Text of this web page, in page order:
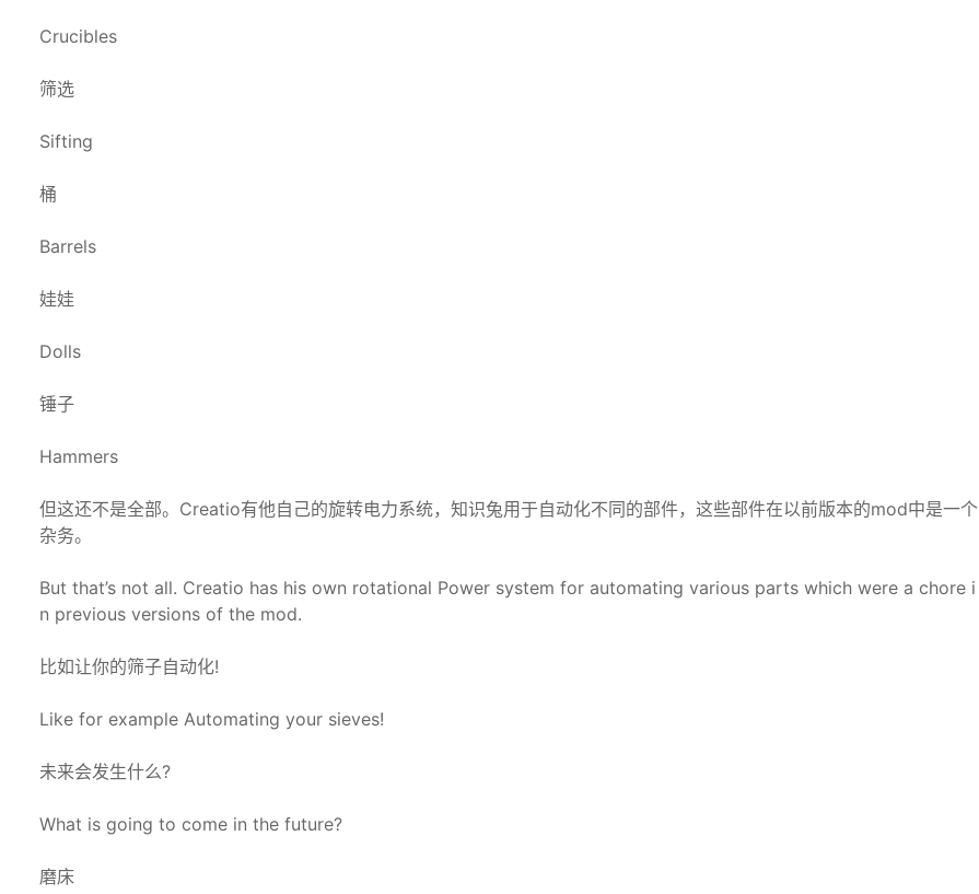
Crucibles
筛选
Sifting
桶
Barrels
娃娃
Dolls
锤子
Hammers
但这还不是全部。Creatio有他自己的旋转电力系统，知识兔用于自动化不同的部件，这些部件在以前版本的mod中是一个
杂务。
But that’s not all. Creatio has his own rotational Power system for automating various parts which were a chore i
n previous versions of the mod.
比如让你的筛子自动化!
Like for example Automating your sieves!
未来会发生什么?
What is going to come in the future?
磨床